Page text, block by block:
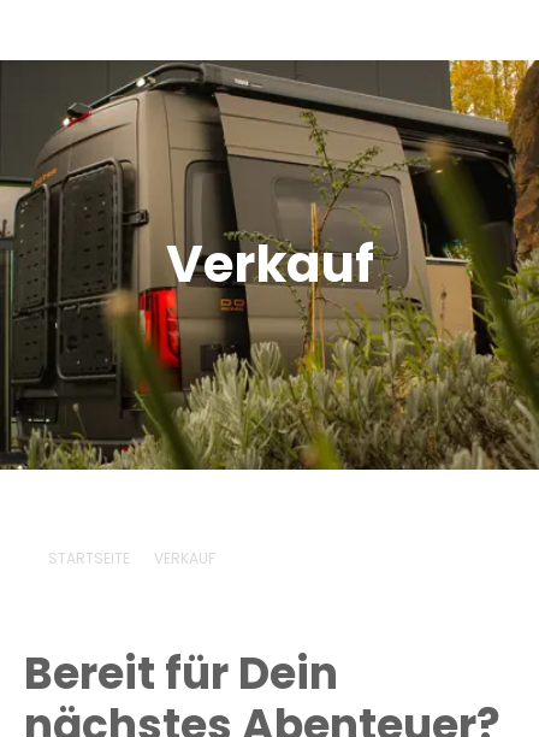
Verkauf
Offroad Area
Dometic Service Provider
Werkstatt
Über uns
Verkauf
STARTSEITE VERKAUF
Bereit für Dein